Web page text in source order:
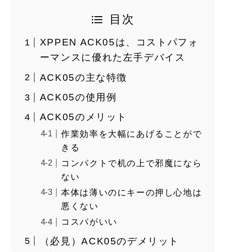
目次
XPPEN ACK05は、コストパフォ
ーマンスに優れた左手デバイス
ACK05の主な特徴
ACK05の使用例
ACK05のメリット
作業効率を大幅にあげることがで
きる
コンパクトで机の上で邪魔になら
ない
本体は薄いのにキーの押し心地は
悪くない
コスパがいい
（必見）ACK05のデメリット